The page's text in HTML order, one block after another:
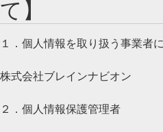
て】
１．個人情報を取り扱う事業者
株式会社ブレインナビオン
２．個人情報保護管理者